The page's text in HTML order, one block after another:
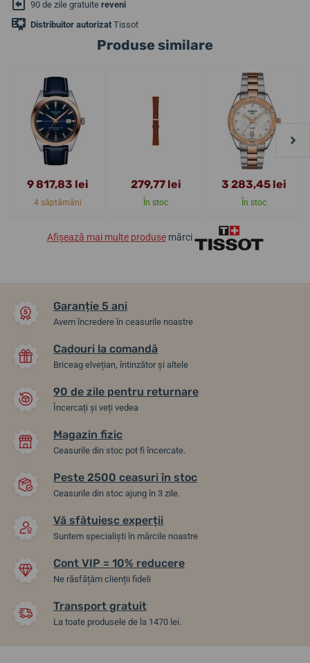
90 de zile gratuite reveni
Distribuitor autorizat Tissot
Produse similare
9 817,83 lei
4 săptămâni
279,77 lei
În stoc
3 283,45 lei
În stoc
Afișează mai multe produsemărci
Garanție 5 ani
Avem încredere în ceasurile noastre
Cadouri la comandă
Briceag elvețian, întinzător și altele
90 de zile pentru returnare
Încercați și veți vedea
Magazin fizic
Ceasurile din stoc pot fi încercate.
Peste 2500 ceasuri în stoc
Ceasurile din stoc ajung în 3 zile.
Vă sfătuiesc experții
Suntem specialiști în mărcile noastre
Cont VIP = 10% reducere
Ne răsfățăm clienții fideli
Transport gratuit
La toate produsele de la 1470 lei.